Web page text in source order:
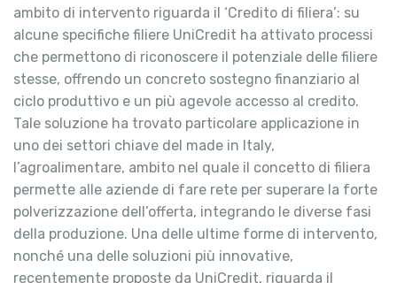
ambito di intervento riguarda il ‘Credito di filiera’: su
alcune specifiche filiere UniCredit ha attivato processi
che permettono di riconoscere il potenziale delle filiere
stesse, offrendo un concreto sostegno finanziario al
ciclo produttivo e un più agevole accesso al credito.
Tale soluzione ha trovato particolare applicazione in
uno dei settori chiave del made in Italy,
l’agroalimentare, ambito nel quale il concetto di filiera
permette alle aziende di fare rete per superare la forte
polverizzazione dell’offerta, integrando le diverse fasi
della produzione. Una delle ultime forme di intervento,
nonché una delle soluzioni più innovative,
recentemente proposte da UniCredit, riguarda il